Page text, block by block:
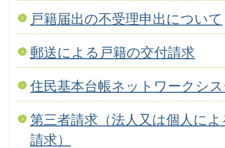
戸籍届出の不受理申出について
郵送による戸籍の交付請求
住民基本台帳ネットワークシ
第三者請求（法人又は個人に
請求）